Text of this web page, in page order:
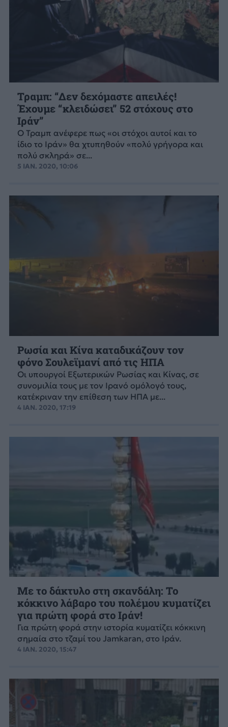
Τραμπ: “Δεν δεχόμαστε απειλές!
Έχουμε “κλειδώσει” 52 στόχους στο
Ιράν”
Ο Τραμπ ανέφερε πως «οι στόχοι αυτοί και το
ίδιο το Ιράν» θα χτυπηθούν «πολύ γρήγορα και
πολύ σκληρά» σε...
5 ΙΑΝ. 2020, 10:06
Ρωσία και Κίνα καταδικάζουν τον
φόνο Σουλεϊμανί από τις ΗΠΑ
Οι υπουργοί Εξωτερικών Ρωσίας και Κίνας, σε
συνομιλία τους με τον Ιρανό ομόλογό τους,
κατέκριναν την επίθεση των ΗΠΑ με...
4 ΙΑΝ. 2020, 17:19
Με το δάκτυλο στη σκανδάλη: Το
κόκκινο λάβαρο του πολέμου κυματίζει
για πρώτη φορά στο Ιράν!
Για πρώτη φορά στην ιστορία κυματίζει κόκκινη
σημαία στο τζαμί του Jamkaran, στο Ιράν.
4 ΙΑΝ. 2020, 15:47